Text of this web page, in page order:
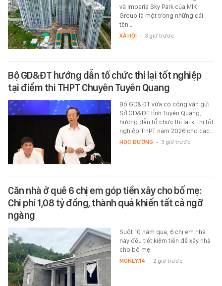
và Imperia Sky Park của MIK
Group là một trong những cái
tên…
XÃ HỘI - 3 giờ trước
Bộ GD&ĐT hướng dẫn tổ chức thi lại tốt nghiệp
tại điểm thi THPT Chuyên Tuyên Quang
Bộ GD&ĐT vừa có công văn gửi
Sở GD&ĐT tỉnh Tuyên Quang,
hướng dẫn tổ chức thi lại kì thi tốt
nghiệp THPT năm 2026 cho các…
HỌC ĐƯỜNG - 3 giờ trước
Căn nhà ở quê 6 chị em góp tiền xây cho bố mẹ:
Chi phí 1,08 tỷ đồng, thành quả khiến tất cả ngỡ
ngàng
Suốt 10 năm qua, 6 chị em nhà
này đều tiết kiệm tiền để xây nhà
cho bố mẹ.
MONEY.14 - 2 giờ trước